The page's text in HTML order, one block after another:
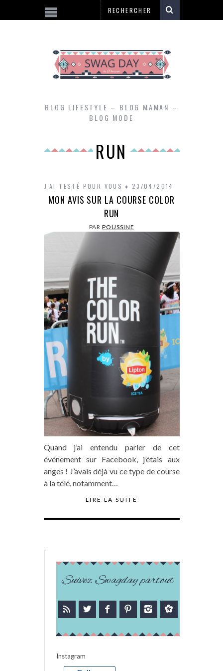
BLOG LIFESTYLE – BLOG MAMAN –
BLOG MODE
RUN
J'AI TESTÉ POUR VOUS 23/04/2014
MON AVIS SUR LA COURSE COLOR
RUN
PARPOUSSINE
Quand j’ai entendu parler de cet
événement sur Facebook, j’étais aux
anges ! J’avais déjà vu ce type de course
à la télé, notamment…
LIRE LA SUITE
Suivez Swagday partout
Instagram